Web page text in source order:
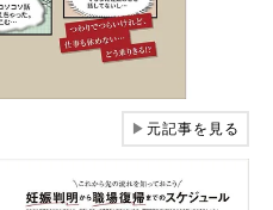
▶元記事を見る